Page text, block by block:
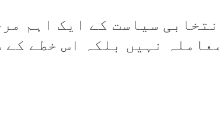
سیاست کے ایک اہم
نہیں بلکہ اس خطے کے